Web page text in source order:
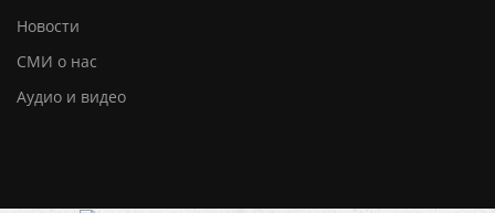
Новости
СМИ о нас
Аудио и видео